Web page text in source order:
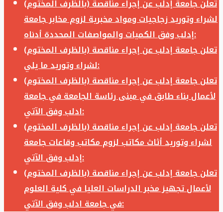
تعلن جامعة إدلب عن إجراء مناقصة (بالظرف المختوم)
لشراء وتوريد زجاجيات ومواد مخبرية لزوم مخابر جامعة
إدلب وفق الكميات والمواصفات المحددة أدناه:
تعلن جامعة إدلب عن إجراء مناقصة (بالظرف المختوم)
لشراء وتوريد ما يلي:
تعلن جامعة إدلب عن إجراء مناقصة (بالظرف المختوم)
لأعمال بناء طابق في مبنى رئاسة الجامعة في جامعة
ادلب وفق الآتي:
تعلن جامعة إدلب عن إجراء مناقصة (بالظرف المختوم)
لشراء وتوريد أثاث مكاتب لزوم مكاتب وقاعات جامعة
إدلب وفق الآتي:
تعلن جامعة إدلب عن إجراء مناقصة (بالظرف المختوم)
لأعمال تجهيز مخبر الدراسات العليا في كلية العلوم
في جامعة ادلب وفق الآتي: